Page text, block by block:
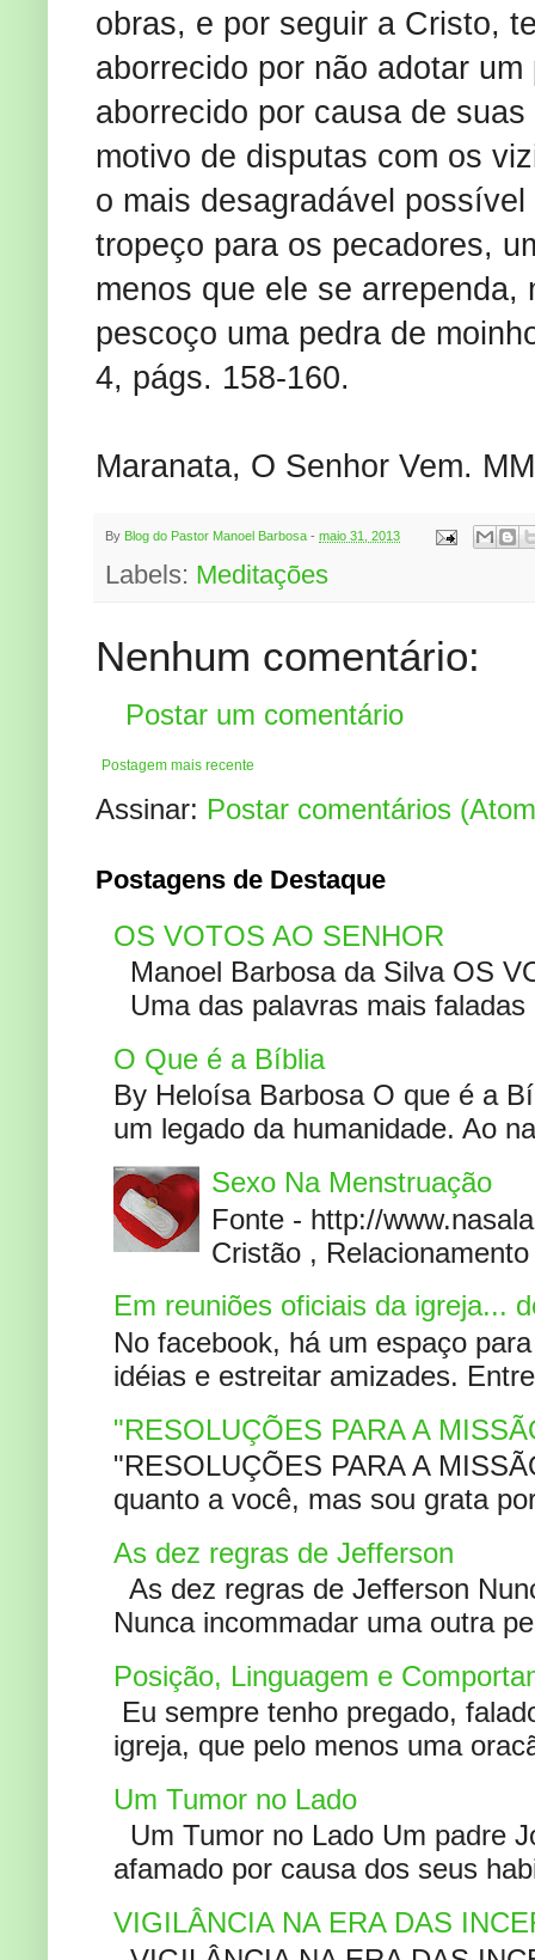
obras, e por seguir a Cristo,
aborrecido por não adotar
aborrecido por causa de
motivo de disputas com os
o mais desagradável
tropeço para os pecadores,
menos que ele se
pescoço uma pedra de
4, págs. 158-160.
Maranata, O Senhor Vem.
By Blog do Pastor Manoel Barbosa - maio 31, 2013
Labels: Meditações
Nenhum comentário:
Postar um comentário
Postagem mais recente
Assinar: Postar comentários
Postagens de Destaque
OS VOTOS AO SENHOR
Manoel Barbosa da Silva OS
Uma das palavras mais
O Que é a Bíblia
By Heloísa Barbosa O que é a
um legado da humanidade. Ao
Sexo Na Menstruação
Fonte - http://
Cristão ,
Em reuniões oficiais da igreja...
No facebook, há um espaço
idéias e estreitar amizades.
"RESOLUÇÕES PARA A
"RESOLUÇÕES PARA A
quanto a você, mas sou grata
As dez regras de Jefferson
As dez regras de Jefferson
Nunca incommadar uma outra
Posição, Linguagem e
Eu sempre tenho pregado,
igreja, que pelo menos uma
Um Tumor no Lado
Um Tumor no Lado Um padre
afamado por causa dos seus
VIGILÂNCIA NA ERA DAS